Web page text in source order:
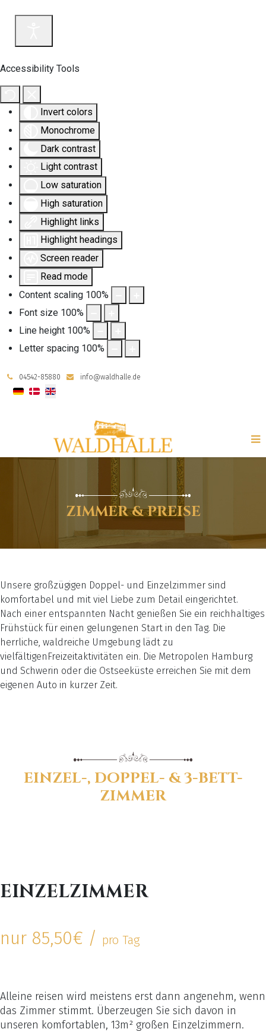
Accessibility Tools
Invert colors
Monochrome
Dark contrast
Light contrast
Low saturation
High saturation
Highlight links
Highlight headings
Screen reader
Read mode
Content scaling 100%
Font size 100%
Line height 100%
Letter spacing 100%
04542-85880 info@waldhalle.de
Select your language
ZIMMER & PREISE
Unsere großzügigen Doppel- und Einzelzimmer sind
komfortabel und mit viel Liebe zum Detail eingerichtet.
Nach einer entspannten Nacht genießen Sie ein reichhaltiges
Frühstück für einen gelungenen Start in den Tag. Die
herrliche, waldreiche Umgebung lädt zu
vielfältigenFreizeitaktivitäten ein. Die Metropolen Hamburg
und Schwerin oder die Ostseeküste erreichen Sie mit dem
eigenen Auto in kurzer Zeit.
EINZEL-, DOPPEL- & 3-BETT-
ZIMMER
EINZELZIMMER
nur 85,50€ / pro Tag
Alleine reisen wird meistens erst dann angenehm, wenn
das Zimmer stimmt. Überzeugen Sie sich davon in
unseren komfortablen, 13m² großen Einzelzimmern.